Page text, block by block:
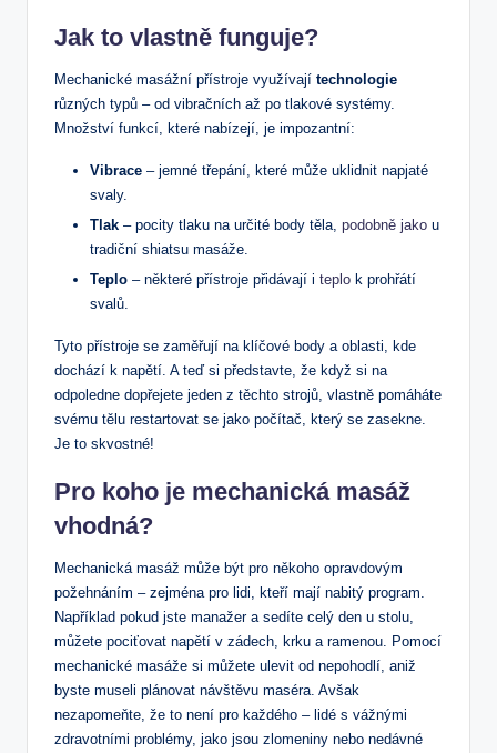
Jak ‍to vlastně funguje?
Mechanické masážní přístroje využívají technologie
⁢různých typů – ⁣od⁣ vibračních až⁢ po tlakové systémy.⁢
Množství funkcí, které nabízejí, je impozantní: ⁣
Vibrace – jemné třepání, které může uklidnit napjaté
svaly.
Tlak – ⁤pocity ⁣tlaku na určité body těla, podobně jako u
tradiční shiatsu masáže.
Teplo –‌ některé přístroje přidávají⁣ i ‌ teplo k prohřátí
svalů.
Tyto‍ přístroje se zaměřují na klíčové body a oblasti, kde
dochází k napětí. A⁣ teď si ⁢představte, že když si na
odpoledne dopřejete jeden z ⁣těchto ​strojů, vlastně‍ pomáháte
​svému tělu restartovat se‌ jako počítač, který se‌ zasekne.
Je to ​skvostné!
Pro koho je mechanická ‍masáž
vhodná?
Mechanická masáž ‌může⁤ být pro někoho opravdovým
požehnáním – zejména⁣ pro lidi, kteří⁣ mají⁣ nabitý program.
Například pokud jste manažer a sedíte ‍celý den u stolu,
můžete pociťovat napětí v zádech, krku a ‍ramenou.‌ Pomocí⁣
mechanické masáže si můžete ulevit od nepohodlí, aniž
byste museli plánovat návštěvu maséra. ⁤Avšak⁤
nezapomeňte, že ​to ‍není pro každého – ‌lidé ‌s vážnými
zdravotními problémy,‍ jako jsou zlomeniny nebo ⁢nedávné